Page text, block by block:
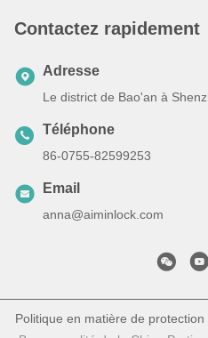
Contactez rapidement
Adresse
Le district de Bao'an à
Téléphone
86-0755-82599253
Email
anna@aiminlock.com
Politique en matière de